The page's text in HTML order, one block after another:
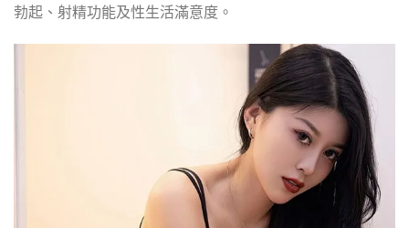
勃起、射精功能及性生活滿意度。